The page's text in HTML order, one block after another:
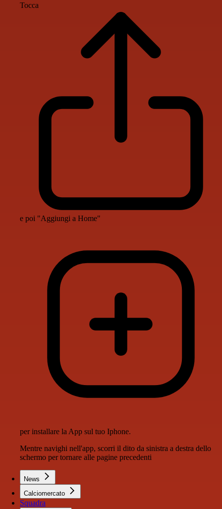
Tocca
e poi "Aggiungi a Home"
per installare la App sul tuo Iphone.
Mentre navighi nell'app, scorri il dito da sinistra a destra dello
schermo per tornare alle pagine precedenti
News
Calciomercato
Squadra